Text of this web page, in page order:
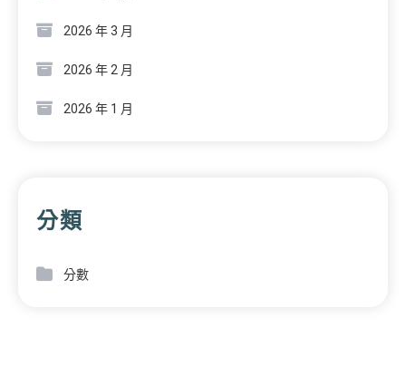
2026 年 3 月
2026 年 2 月
2026 年 1 月
分類
分數